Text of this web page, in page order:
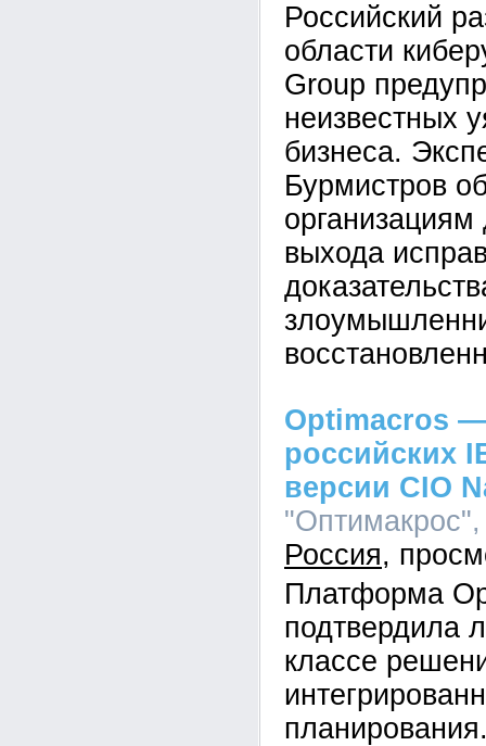
Российский
области
Group
неизвестных
бизнеса.
Бурмистров
организациям
выхода
Optimacros —
российских
версии CIO
Россия
Платформа
подтвердила
классе